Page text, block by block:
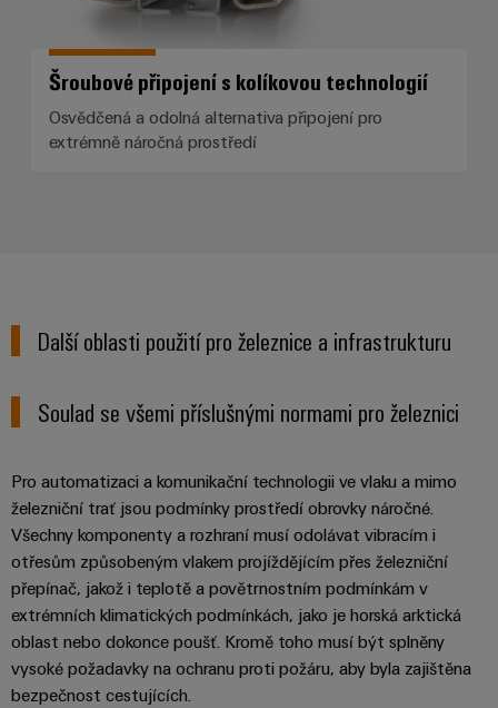
Šroubové připojení s kolíkovou technologií
Osvědčená a odolná alternativa připojení pro
extrémně náročná prostředí
Další oblasti použití pro železnice a infrastrukturu
Soulad se všemi příslušnými normami pro železnici
Pro automatizaci a komunikační technologii ve vlaku a mimo
železniční trať jsou podmínky prostředí obrovky náročné.
Všechny komponenty a rozhraní musí odolávat vibracím i
otřesům způsobeným vlakem projíždějícím přes železniční
přepínač, jakož i teplotě a povětrnostním podmínkám v
extrémních klimatických podmínkách, jako je horská arktická
oblast nebo dokonce poušť. Kromě toho musí být splněny
vysoké požadavky na ochranu proti požáru, aby byla zajištěna
bezpečnost cestujících.